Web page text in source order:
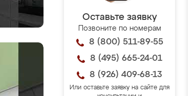
Оставьте заявку
Позвоните по номерам
8 (800) 511-89-55
8 (495) 665-24-01
8 (926) 409-68-13
Или оставьте заявку на сайте для